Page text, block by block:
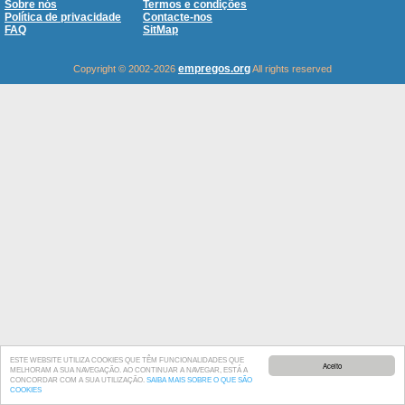
Aceito
ESTE WEBSITE UTILIZA COOKIES QUE TÊM FUNCIONALIDADES QUE
MELHORAM A SUA NAVEGAÇÃO. AO CONTINUAR A NAVEGAR, ESTÁ A
CONCORDAR COM A SUA UTILIZAÇÃO. SAIBA MAIS SOBRE O QUE SÃO
COOKIES
Sobre nós
Termos e condições
Política de privacidade
Contacte-nos
FAQ
SitMap
Copyright © 2002-2026 empregos.orgAll rights reserved